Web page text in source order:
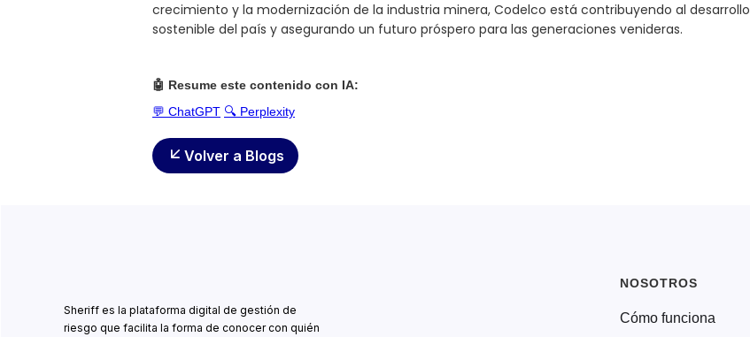
crecimiento y la modernización de la industria minera, Codelco está contribuyendo al desarrollo
sostenible del país y asegurando un futuro próspero para las generaciones venideras.
🤖 Resume este contenido con IA:
💬 ChatGPT 🔍 Perplexity
Volver a Blogs
Sheriff es la plataforma digital de gestión de
riesgo que facilita la forma de conocer con quién
NOSOTROS
Cómo funciona